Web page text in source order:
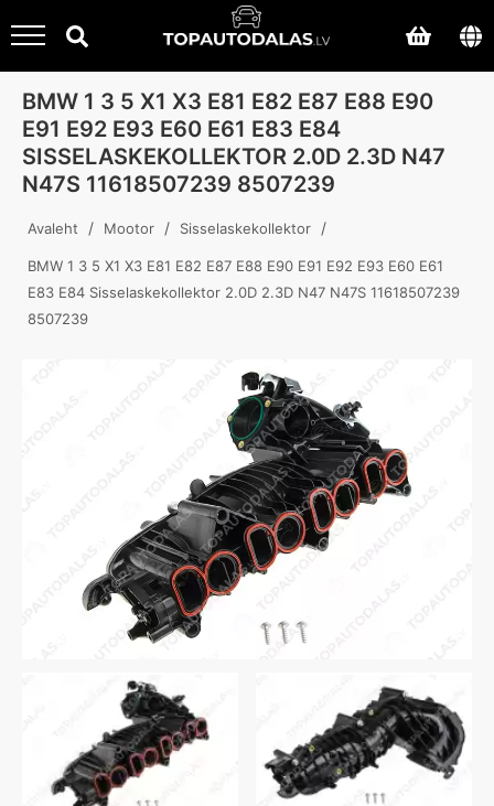
BMW 1 3 5 X1 X3 E81 E82 E87 E88 E90
E91 E92 E93 E60 E61 E83 E84
SISSELASKEKOLLEKTOR 2.0D 2.3D N47
N47S 11618507239 8507239
Avaleht / Mootor / Sisselaskekollektor /
BMW 1 3 5 X1 X3 E81 E82 E87 E88 E90 E91 E92 E93 E60 E61
E83 E84 Sisselaskekollektor 2.0D 2.3D N47 N47S 11618507239
8507239